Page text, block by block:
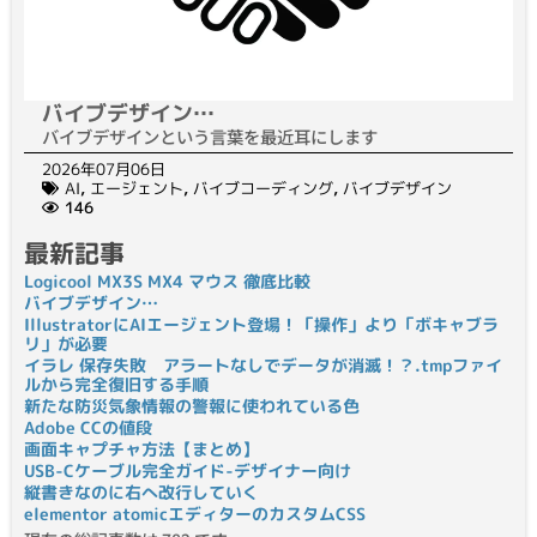
バイブデザイン…
バイブデザインという言葉を最近耳にします
2026年07月06日
AI, エージェント, バイブコーディング, バイブデザイン
146
最新記事
Logicool MX3S MX4 マウス 徹底比較
バイブデザイン…
IllustratorにAIエージェント登場！「操作」より「ボキャブラ
リ」が必要
イラレ 保存失敗 アラートなしでデータが消滅！？.tmpファイ
ルから完全復旧する手順
新たな防災気象情報の警報に使われている色
Adobe CCの値段
画面キャプチャ方法【まとめ】
USB-Cケーブル完全ガイド-デザイナー向け
縦書きなのに右へ改行していく
elementor atomicエディターのカスタムCSS